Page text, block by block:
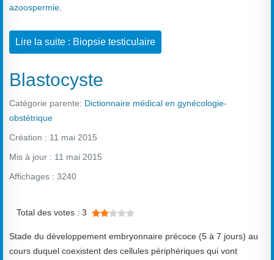
azoospermie
Lire la suite : Biopsie testiculaire
Blastocyste
Catégorie parente: Dictionnaire médical en gynécologie-
obstétrique
Création : 11 mai 2015
Mis à jour : 11 mai 2015
Affichages : 3240
Total des votes : 3
Stade du développement embryonnaire précoce (5 à 7 jours) au
cours duquel coexistent des cellules périphériques qui vont